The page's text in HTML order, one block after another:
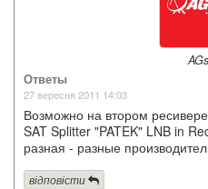
Ответы
27 вересня 2011 14:03
Возможно на втором
SAT Splitter "PATEK" LNB in
разная - разные
відповісти